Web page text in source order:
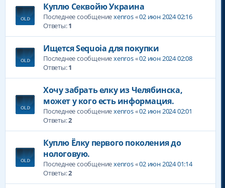
Куплю Секвойю Украина
Последнее сообщениеxenros«02 июн 2024 02:16
Ответы:1
Ищется Sequoia для покупки
Последнее сообщениеxenros«02 июн 2024 02:08
Ответы:1
Хочу забрать елку из Челябинска,
может у кого есть информация.
Последнее сообщениеxenros«02 июн 2024 02:01
Ответы:2
Куплю Ёлку первого поколения до
нологовую.
Последнее сообщениеxenros«02 июн 2024 01:14
Ответы:2